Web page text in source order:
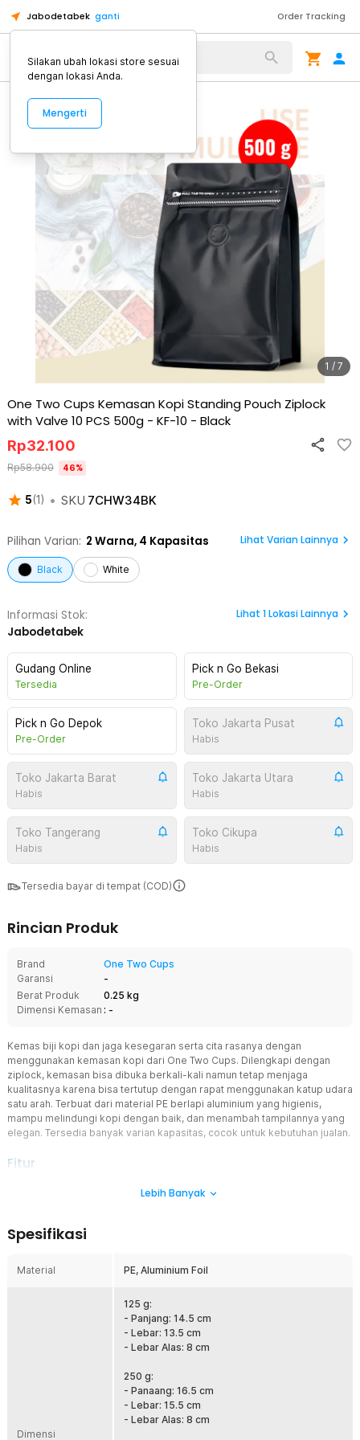
Jabodetabek ganti Order Tracking
Alat Kopi
1 / 7
One Two Cups Kemasan Kopi Standing Pouch Ziplock
with Valve 10 PCS 500g - KF-10 - Black
5(1 ) • SKU 7CHW34BK
Rp32.100
Rp58.900 46%
Pilihan Varian: 2 Warna, 4 Kapasitas Lihat Varian Lainnya
Black White
Informasi Stok:
Jabodetabek
Lihat 1Lokasi Lainnya
Gudang Online
Tersedia
Pick n Go Bekasi
Pre-Order
Pick n Go Depok
Pre-Order
Toko Jakarta Pusat
Habis
Toko Jakarta Barat
Habis
Toko Jakarta Utara
Habis
Toko Tangerang
Habis
Toko Cikupa
Habis
Tersedia bayar di tempat (COD)
Rincian Produk
Brand
One Two Cups
Garansi
-
Berat Produk
0.25 kg
Dimensi Kemasan : -
Kemas biji kopi dan jaga kesegaran serta cita rasanya dengan
menggunakan kemasan kopi dari One Two Cups. Dilengkapi dengan
ziplock, kemasan bisa dibuka berkali-kali namun tetap menjaga
kualitasnya karena bisa tertutup dengan rapat menggunakan katup udara
satu arah. Terbuat dari material PE berlapi aluminium yang higienis,
mampu melindungi kopi dengan baik, dan menambah tampilannya yang
elegan. Tersedia banyak varian kapasitas, cocok untuk kebutuhan jualan.
Fitur
Tutup Rapat, Kopi Tetap Segar
Hal ini menjaga kelembapan dan aroma alami biji kopi tetap utuh
hingga tetes terakhir.
Katup satu arah berfungsi untuk melepaskan gas karbon dioksida
dari biji kopi yang baru disangrai, sambil mencegah udara luar
masuk. Fitur ini penting untuk mencegah oksidasi dan menjaga
karakteristik rasa kopi tetap konsisten.
Terbuat dari material PE berlapis aluminium foil, pouch ini memiliki
ketahanan tinggi terhadap air, minyak, dan udara. Struktur
berlapisnya tidak hanya membuat kemasan lebih kuat, tetapi juga
memberikan perlindungan maksimal terhadap sinar UV dan
Lebih Banyak
Spesifikasi
Material PE, Aluminium Foil
Dimensi
125 g:
- Panjang: 14.5 cm
- Lebar: 13.5 cm
- Lebar Alas: 8 cm
250 g:
- Panaang: 16.5 cm
- Lebar: 15.5 cm
- Lebar Alas: 8 cm
Silakan ubah lokasi store sesuai
dengan lokasi Anda.
Mengerti